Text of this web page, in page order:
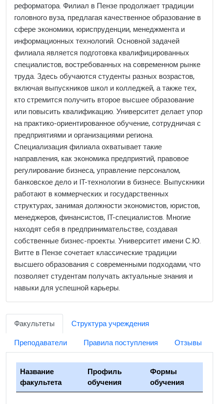
реформатора. Филиал в Пензе продолжает традиции
головного вуза, предлагая качественное образование в
сфере экономики, юриспруденции, менеджмента и
информационных технологий. Основной задачей
филиала является подготовка квалифицированных
специалистов, востребованных на современном рынке
труда. Здесь обучаются студенты разных возрастов,
включая выпускников школ и колледжей, а также тех,
кто стремится получить второе высшее образование
или повысить квалификацию. Университет делает упор
на практико-ориентированное обучение, сотрудничая с
предприятиями и организациями региона.
Специализация филиала охватывает такие
направления, как экономика предприятий, правовое
регулирование бизнеса, управление персоналом,
банковское дело и IT-технологии в бизнесе. Выпускники
работают в коммерческих и государственных
структурах, занимая должности экономистов, юристов,
менеджеров, финансистов, IT-специалистов. Многие
находят себя в предпринимательстве, создавая
собственные бизнес-проекты. Университет имени С.Ю.
Витте в Пензе сочетает классические традиции
высшего образования с современными подходами, что
позволяет студентам получать актуальные знания и
навыки для успешной карьеры.
Факультеты
Структура учреждения
Преподаватели
Правила поступления Отзывы
Название
факультета
Профиль
обучения
Формы
обучения